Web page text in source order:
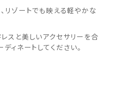
リゾートでも映える軽やかな
スと美しいアクセサリーを合
ィネートしてください。